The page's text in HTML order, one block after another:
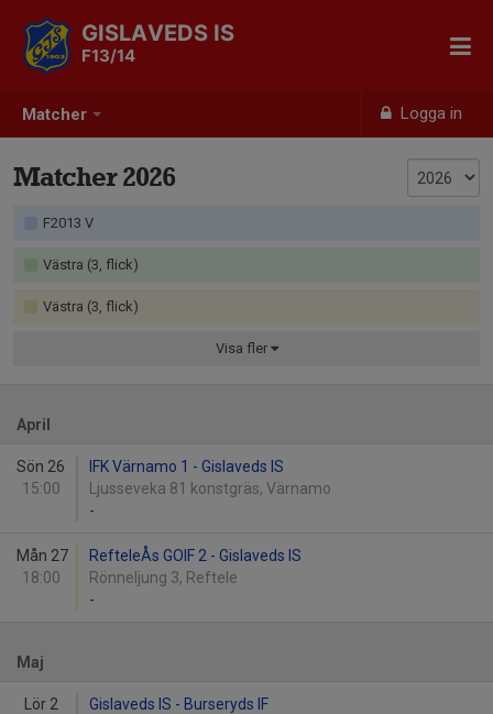
Matcher Logga in
GISLAVEDS IS
F13/14
Matcher 2026
F2013 V
Västra (3, flick)
Västra (3, flick)
Visa fler
April
Sön 26
15:00
IFK Värnamo 1 - Gislaveds IS
Ljusseveka 81 konstgräs, Värnamo
-
Mån 27
18:00
RefteleÅs GOIF 2 - Gislaveds IS
Rönneljung 3, Reftele
-
Maj
Lör 2
Gislaveds IS - Burseryds IF